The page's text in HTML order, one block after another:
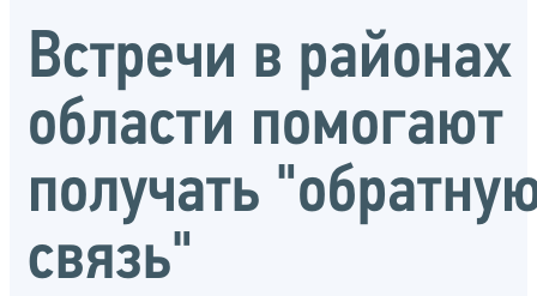
Встречи в районах
области помогают
получать
связь"